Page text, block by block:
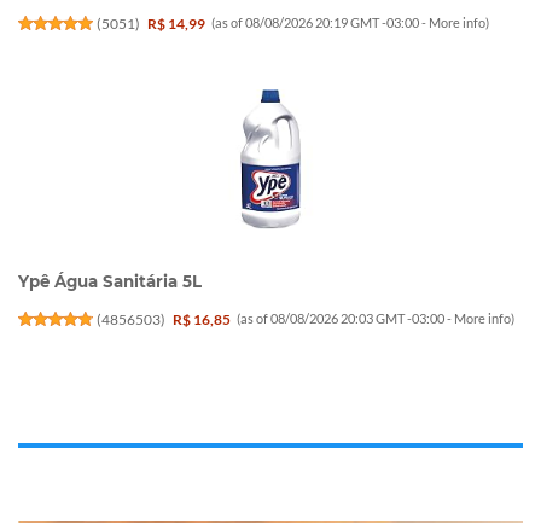
(5051) R$ 14,99 (as of 08/08/2026 20:19 GMT -03:00 - More info)
Ypê Água Sanitária 5L
(4856503) R$ 16,85 (as of 08/08/2026 20:03 GMT -03:00 - More info)